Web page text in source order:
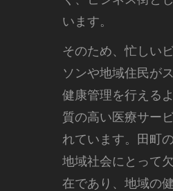
います。
そのため、忙しい
ソンや地域住民が
健康管理を行える
質の高い医療サー
れています。田町
地域社会にとって
在であり、地域の